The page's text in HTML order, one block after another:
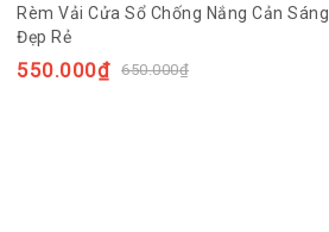
Rèm Vải Cửa Sổ Chống Nắng Cản Sáng
Đẹp Rẻ
650.000₫
550.000₫